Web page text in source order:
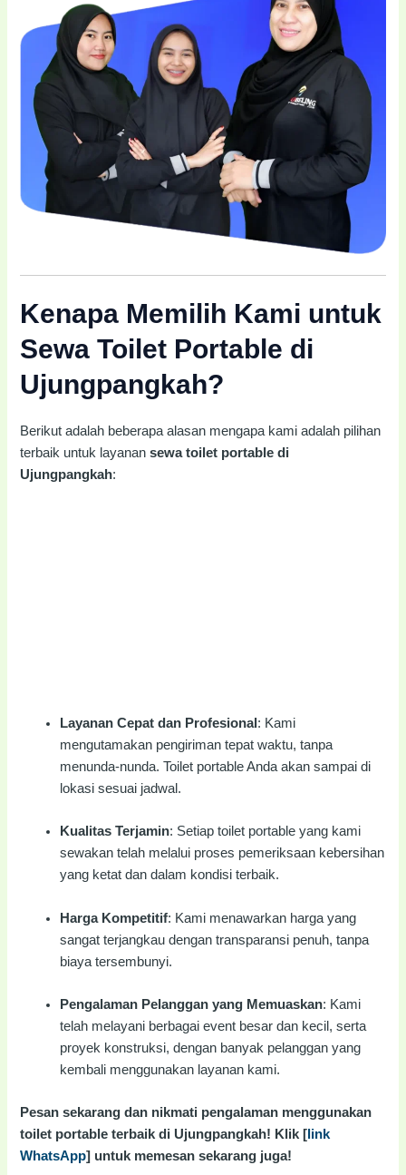
Kenapa Memilih Kami untuk
Sewa Toilet Portable di
Ujungpangkah?
Berikut adalah beberapa alasan mengapa kami adalah pilihan
terbaik untuk layanansewa toilet portable di
Ujungpangkah:
Layanan Cepat dan Profesional : Kami
mengutamakan pengiriman tepat waktu, tanpa
menunda-nunda. Toilet portable Anda akan sampai di
lokasi sesuai jadwal.
Kualitas Terjamin: Setiap toilet portable yang kami
sewakan telah melalui proses pemeriksaan kebersihan
yang ketat dan dalam kondisi terbaik.
Harga Kompetitif: Kami menawarkan harga yang
sangat terjangkau dengan transparansi penuh, tanpa
biaya tersembunyi.
Pengalaman Pelanggan yang Memuaskan: Kami
telah melayani berbagai event besar dan kecil, serta
proyek konstruksi, dengan banyak pelanggan yang
kembali menggunakan layanan kami.
Pesan sekarang dan nikmati pengalaman menggunakan
toilet portable terbaik di Ujungpangkah! Klik [ link
WhatsApp] untuk memesan sekarang juga!